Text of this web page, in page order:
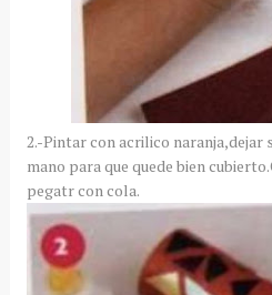
2.-Pintar con acrilico naranja,dejar
mano para que quede bien
pegatr con cola.